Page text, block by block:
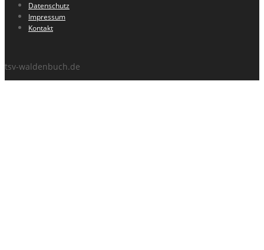
Datenschutz
Impressum
Kontakt
tsv-waldenbuch.de